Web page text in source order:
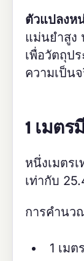
ตัวแปลงห
แม่นยำสูง
เพื่อวัตถุป
ความเป็น
1 เมตร
หนึ่งเมตรเ
เท่ากับ
การคำนว
1 เม